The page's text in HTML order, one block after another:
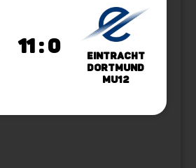
11 : 0
Eintracht
Dortmund
MU12